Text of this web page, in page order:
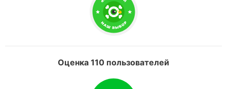
Оценка 110 пользователей